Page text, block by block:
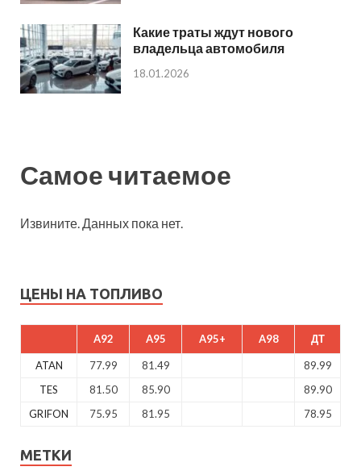
Какие траты ждут нового
владельца автомобиля
18.01.2026
Самое читаемое
Извините. Данных пока нет.
ЦЕНЫ НА ТОПЛИВО
A92 A95 A95+ A98 ДТ
ATAN 77.99 81.49
89.99
TES
81.50 85.90
89.90
GRIFON
75.95 81.95 78.95
МЕТКИ